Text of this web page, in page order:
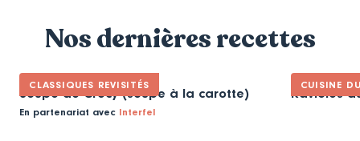
Nos dernières recettes
CLASSIQUES REVISITÉS
Soupe de Crécy (soupe à la carotte)
En partenariat avec Interfel
CUISINE
Ravioles